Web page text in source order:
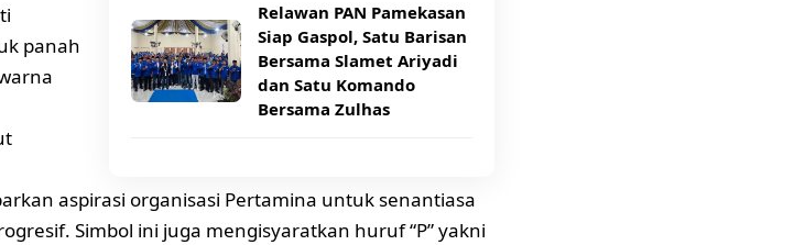
Relawan PAN Pamekasan
Siap Gaspol, Satu Barisan
Bersama Slamet Ariyadi
dan Satu Komando
Bersama Zulhas
panah
aspirasi organisasi Pertamina untuk senantiasa
Simbol ini juga mengisyaratkan huruf “P” yakni